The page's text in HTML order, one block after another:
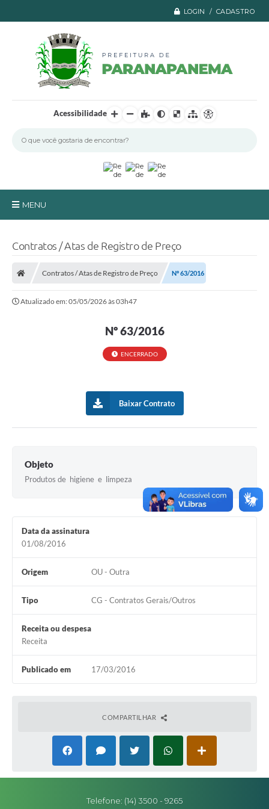
LOGIN / CADASTRO
Acessibilidade
MENU
Transparência
Serviços Online
Diário Oficial
A Nossa Cidade
Contratos / Atas de Registro de Preço
Contratos / Atas de Registro de Preço Nº 63/2016
Atualizado em: 05/05/2026 às 03h47
Nº 63/2016
ENCERRADO
Baixar Contrato
Objeto
Produtos de higiene e limpeza
Data da assinatura
01/08/2016
Origem OU - Outra
Tipo CG - Contratos Gerais/Outros
Receita ou despesa
Receita
Publicado em 17/03/2016
COMPARTILHAR
Telefone: (14) 3500 - 9265